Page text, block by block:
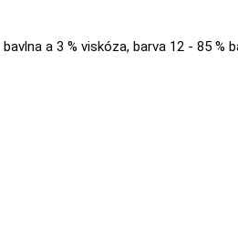
a 3 % viskóza, barva 12 - 85 %